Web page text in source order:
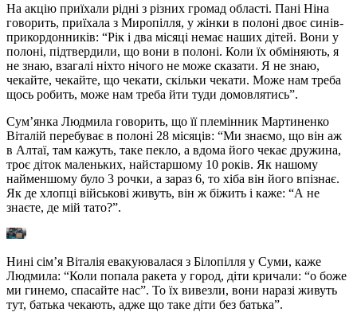
На акцію приїхали рідні з різних громад області. Пані Ніна
говорить, приїхала з Миропілля, у жінки в полоні двоє синів-
прикордонників: “Рік і два місяці немає наших дітей. Вони у
полоні, підтвердили, що вони в полоні. Коли їх обміняють, я
не знаю, взагалі ніхто нічого не може сказати. Я не знаю,
чекайте, чекайте, що чекати, скільки чекати. Може нам треба
щось робить, може нам треба йти туди домовлятись”.
Сум’янка Людмила говорить, що її племінник Мартиненко
Віталій перебуває в полоні 28 місяців: “Ми знаємо, що він аж
в Алтаї, там кажуть, таке пекло, а вдома його чекає дружина,
троє діток маленьких, найстаршому 10 років. Як нашому
найменшому було 3 рочки, а зараз 6, то хіба він його впізнає.
Як де хлопці військові живуть, він ж біжить і каже: “А не
знаєте, де мій тато?”.
Нині сім’я Віталія евакуювалася з Білопілля у Суми, каже
Людмила: “Коли попала ракета у город, діти кричали: “о боже
ми гинемо, спасайте нас”. То їх вивезли, вони наразі живуть
тут, батька чекають, адже що таке діти без батька”.